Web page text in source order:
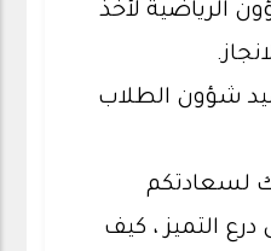
الرياضية لأخذ
شؤون الطلاب
لسعادتكم
التميز ، كيف